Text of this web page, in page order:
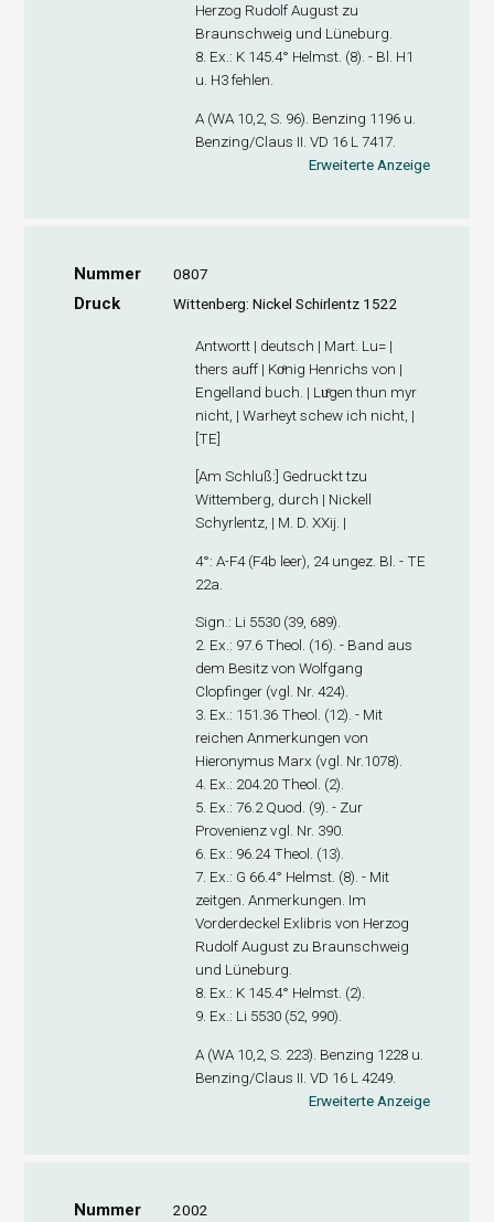
Herzog Rudolf August zu
Braunschweig und Lüneburg.
8. Ex.: K 145.4° Helmst. (8). - Bl. H1
u. H3 fehlen.
A (WA 10,2, S. 96). Benzing 1196 u.
Benzing/Claus II. VD 16 L 7417.
Erweiterte Anzeige
Nummer 0807
Druck Wittenberg: Nickel Schirlentz 1522
Antwortt | deutsch | Mart. Lu= |
thers auff | Koͤnig Henrichs von |
Engelland buch. | Luͤgen thun myr
nicht, | Warheyt schew ich nicht, |
[TE]
[Am Schluß:] Gedruckt tzu
Wittemberg, durch | Nickell
Schyrlentz, | M. D. XXij. |
4°: A-F4(F4b leer), 24 ungez. Bl. - TE
22a.
Sign.: Li 5530 (39, 689).
2. Ex.: 97.6 Theol. (16). - Band aus
dem Besitz von Wolfgang
Clopfinger (vgl. Nr. 424).
3. Ex.: 151.36 Theol. (12). - Mit
reichen Anmerkungen von
Hieronymus Marx (vgl. Nr.1078).
4. Ex.: 204.20 Theol. (2).
5. Ex.: 76.2 Quod. (9). - Zur
Provenienz vgl. Nr. 390.
6. Ex.: 96.24 Theol. (13).
7. Ex.: G 66.4° Helmst. (8). - Mit
zeitgen. Anmerkungen. Im
Vorderdeckel Exlibris von Herzog
Rudolf August zu Braunschweig
und Lüneburg.
8. Ex.: K 145.4° Helmst. (2).
9. Ex.: Li 5530 (52, 990).
A (WA 10,2, S. 223). Benzing 1228 u.
Benzing/Claus II. VD 16 L 4249.
Erweiterte Anzeige
Nummer 2002